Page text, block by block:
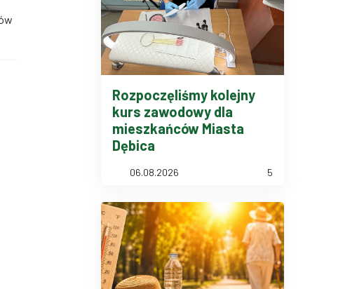
dla osób bezrobotnych. Dokument zawiera również numery
którego dwie kobiety stojące na końcu sali prezentują dokumenty.
podczas gdy pozostałe osoby siedzą przy długim stole.
Rozpoczęliśmy kolejny
kurs zawodowy dla
mieszkańców Miasta
Dębica
06.08.2026 5